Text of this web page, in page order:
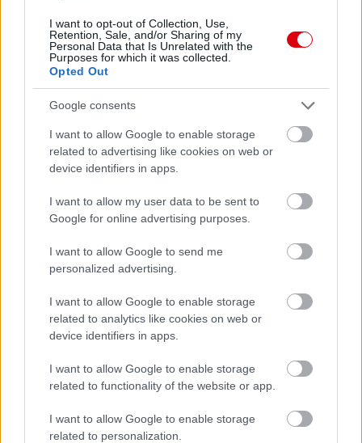
I want to opt-out of Collection, Use,
Retention, Sale, and/or Sharing of my
Personal Data that Is Unrelated with the
Purposes for which it was collected.
Opted Out
Google consents
I want to allow Google to enable storage
related to advertising like cookies on web or
device identifiers in apps.
I want to allow my user data to be sent to
Google for online advertising purposes.
I want to allow Google to send me
personalized advertising.
I want to allow Google to enable storage
related to analytics like cookies on web or
device identifiers in apps.
I want to allow Google to enable storage
related to functionality of the website or app.
I want to allow Google to enable storage
related to personalization.
Támogatás
a ManUtdFanatics.hu működését!
Kapcsolódó hírek
PHIL JONES
TEN HAG ÜZENETE JONES-